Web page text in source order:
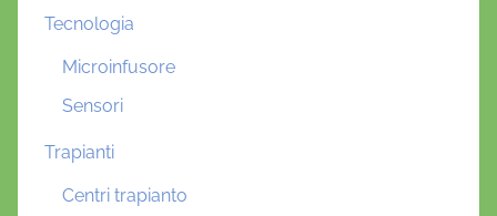
Tecnologia
Microinfusore
Sensori
Trapianti
Centri trapianto